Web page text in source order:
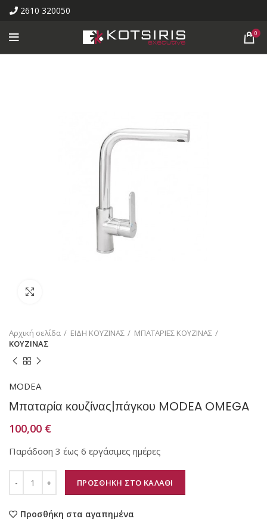
2610 320050
0
Αρχική σελίδα ΕΙΔΗ ΚΟΥΖΙΝΑΣ
ΜΠΑΤΑΡΙΕΣ ΚΟΥΖΙΝΑΣ
ΚΟΥΖΙΝΑΣ
MODEA
Μπαταρία κουζίνας|πάγκου MODEA OMEGA
100,00 €
Παράδοση 3 έως 6 εργάσιμες ημέρες
ΠΡΟΣΘΗΚΗ ΣΤΟ ΚΑΛΑΘΙ
Προσθήκη στα αγαπημένα